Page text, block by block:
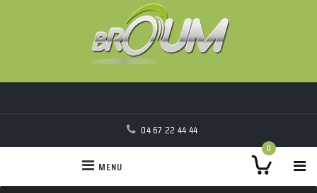
04 67 22 44 44
0
MENU